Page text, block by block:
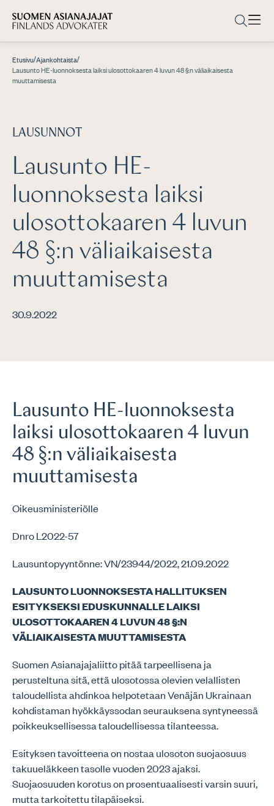
Etusivu/Ajankohtaista/
Lausunto HE-luonnoksesta laiksi ulosottokaaren 4 luvun 48 §:n väliaikaisesta
muuttamisesta
LAUSUNNOT
Lausunto HE-
luonnoksesta laiksi
ulosottokaaren 4 luvun
48 §:n väliaikaisesta
muuttamisesta
30.9.2022
Lausunto HE-luonnoksesta
laiksi ulosottokaaren 4 luvun
48 §:n väliaikaisesta
muuttamisesta
Oikeusministeriölle
Dnro L2022-57
Lausuntopyyntönne: VN/23944/2022, 21.09.2022
LAUSUNTO LUONNOKSESTA HALLITUKSEN
ESITYKSEKSI EDUSKUNNALLE LAIKSI
ULOSOTTOKAAREN 4 LUVUN 48 §:N
VÄLIAIKAISESTA MUUTTAMISESTA
Suomen Asianajajaliitto pitää tarpeellisena ja
perusteltuna sitä, että ulosotossa olevien velallisten
taloudellista ahdinkoa helpotetaan Venäjän Ukrainaan
kohdistaman hyökkäyssodan seurauksena syntyneessä
poikkeuksellisessa taloudellisessa tilanteessa.
Esityksen tavoitteena on nostaa ulosoton suojaosuus
takuueläkkeen tasolle vuoden 2023 ajaksi.
Suojaosuuden korotus on prosentuaalisesti varsin suuri,
mutta tarkoitettu tilapäiseksi.